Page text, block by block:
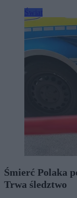
Śmierć Polaka
Trwa śledztwo